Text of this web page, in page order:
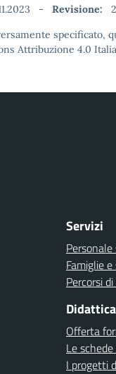
- Revisione:
specificato,
Attribuzione 4.0
Servizi
Famiglie
Percorsi
Didattica
Offerta
Le
I progetti